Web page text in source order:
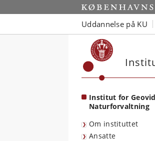
Start
Uddannelse på KU
Institut for
Naturforvaltning
Om instituttet
Ansatte